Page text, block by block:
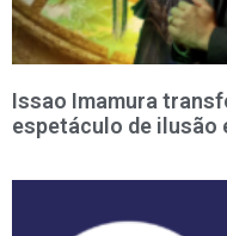
Issao Imamura
espetáculo de ilusão